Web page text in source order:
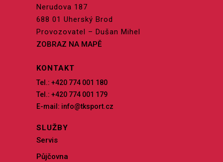
Nerudova 187
688 01 Uherský Brod
Provozovatel – Dušan Mihel
ZOBRAZ NA MAPĚ
KONTAKT
Tel.: +420 774 001 180
Tel.: +420 774 001 179
E-mail: info@tksport.cz
SLUŽBY
Servis
Půjčovna